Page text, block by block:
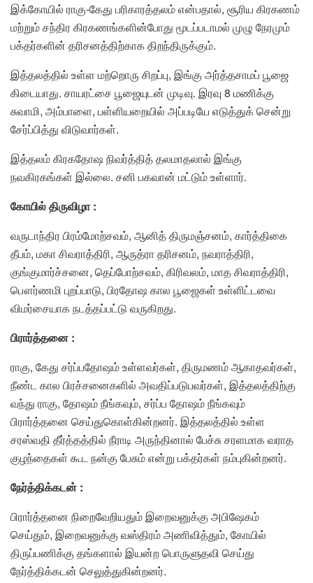
இக்கோயில் ராகு-கேது பரிகாரத்தலம் என்பதால், சூரிய கிரகணம்
மற்றும் சந்திர கிரகணங்களின்போது மூடப்படாமல் முழு நேரமும்
பக்தர்களின் தரிசனத்திற்காக திறந்திருக்கும்.
இத்தலத்தில் உள்ள மற்றொரு சிறப்பு, இங்கு அர்த்தசாமப் பூஜை
கிடையாது. சாயரட்சை பூஜையுடன் முடிவு. இரவு 8 மணிக்கு
சுவாமி, அம்பாளை, பள்ளியறையில் அப்படியே எடுத்துக் சென்று
சேர்ப்பித்து விடுவார்கள்.
இத்தலம் கிரகதோஷ நிவர்த்தித் தலமாதலால் இங்கு
நவகிரகங்கள் இல்லை. சனி பகவான் மட்டும் உள்ளார்.
கோயில் திருவிழா :
வருடாந்திர பிரம்மோற்சவம், ஆனித் திருமஞ்சனம், கார்த்திகை
தீபம், மகா சிவராத்திரி, ஆருத்ரா தரிசனம், நவராத்திரி,
குங்குமார்ச்சனை, தெப்போற்சவம், கிரிவலம், மாத சிவராத்திரி,
பௌர்ணமி புறப்பாடு, பிரதோஷ கால பூஜைகள் உள்ளிட்டவை
விமர்சையாக நடத்தப்பட்டு வருகிறது.
பிரார்த்தனை :
ராகு, கேது சர்ப்பதோஷம் உள்ளவர்கள், திருமணம் ஆகாதவர்கள்,
நீண்ட கால பிரச்சனைகளில் அவதிப்படுபவர்கள், இத்தலத்திற்கு
வந்து ராகு, தோஷம் நீங்கவும், சர்ப்ப தோஷம் நீங்கவும்
பிரார்த்தனை செய்துகொள்கின்றனர். இத்தலத்தில் உள்ள
சரஸ்வதி தீர்த்தத்தில் நீராடி அருந்தினால் பேச்சு சரளமாக வராத
குழந்தைகள் கூட நன்கு பேசும் என்று பக்தர்கள் நம்புகின்றனர்.
நேர்த்திக்கடன் :
பிரார்த்தனை நிறைவேறியதும் இறைவனுக்கு அபிஷேகம்
செய்தும், இறைவனுக்கு வஸ்திரம் அணிவித்தும், கோயில்
திருப்பணிக்கு தங்களால் இயன்ற பொருளுதவி செய்து
நேர்த்திக்கடன் செலுத்துகின்றனர்.